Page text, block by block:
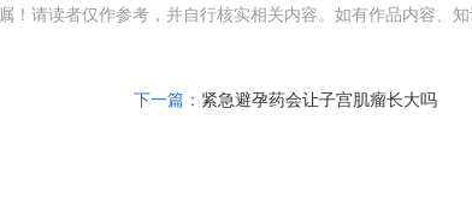
！请读者仅作参考，并自行核实相关内容。如有作品内容、
下一篇： 紧急避孕药会让子宫肌瘤长大吗